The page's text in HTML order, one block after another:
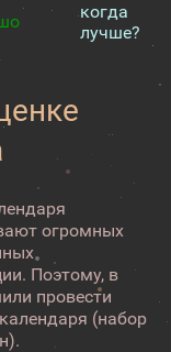
когда
лучше?
огромных
Поэтому, в
провести
(набор